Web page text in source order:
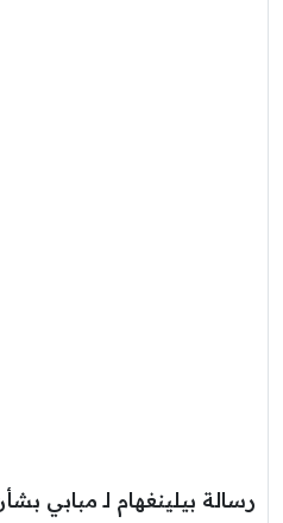
رسالة بيلينغهام لـ مبابي